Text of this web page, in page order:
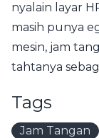
nyalain layar
masih punya
mesin, jam
tahtanya
Tags
Jam Tangan